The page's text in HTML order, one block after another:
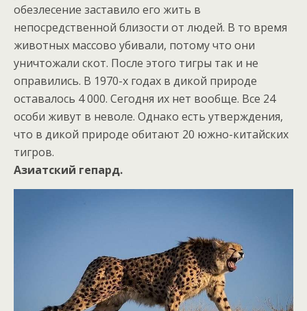
обезлесение заставило его жить в
непосредственной близости от людей. В то время
животных массово убивали, потому что они
уничтожали скот. После этого тигры так и не
оправились. В 1970-х годах в дикой природе
оставалось 4 000. Сегодня их нет вообще. Все 24
особи живут в неволе. Однако есть утверждения,
что в дикой природе обитают 20 южно-китайских
тигров.
Азиатский гепард.